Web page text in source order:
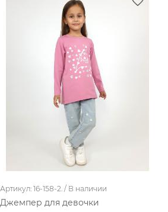
Артикул: 16-158-2. / В наличии
Джемпер для девочки